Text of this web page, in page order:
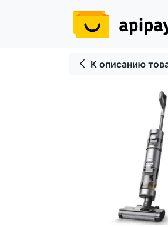
К описанию